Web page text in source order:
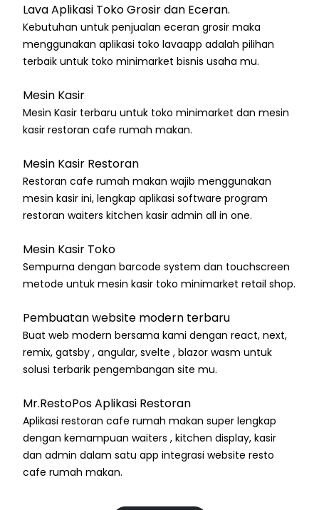
Lava Aplikasi Toko Grosir dan Eceran.
Kebutuhan untuk penjualan eceran grosir maka
menggunakan aplikasi toko lavaapp adalah pilihan
terbaik untuk toko minimarket bisnis usaha mu.
Mesin Kasir
Mesin Kasir terbaru untuk toko minimarket dan mesin
kasir restoran cafe rumah makan.
Mesin Kasir Restoran
Restoran cafe rumah makan wajib menggunakan
mesin kasir ini, lengkap aplikasi software program
restoran waiters kitchen kasir admin all in one.
Mesin Kasir Toko
Sempurna dengan barcode system dan touchscreen
metode untuk mesin kasir toko minimarket retail shop.
Pembuatan website modern terbaru
Buat web modern bersama kami dengan react, next,
remix, gatsby , angular, svelte , blazor wasm untuk
solusi terbarik pengembangan site mu.
Mr.RestoPos Aplikasi Restoran
Aplikasi restoran cafe rumah makan super lengkap
dengan kemampuan waiters , kitchen display, kasir
dan admin dalam satu app integrasi website resto
cafe rumah makan.